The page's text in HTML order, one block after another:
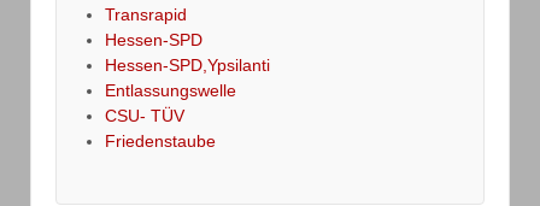
Transrapid
Hessen-SPD
Hessen-SPD,Ypsilanti
Entlassungswelle
CSU- TÜV
Friedenstaube